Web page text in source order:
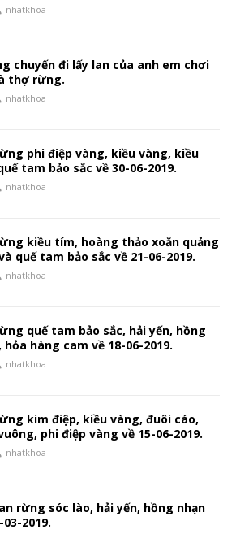
nhatkhoa
chuyến đi lấy lan của anh em chơi
thợ rừng.
nhatkhoa
phi điệp vàng, kiều vàng, kiều
tam bảo sắc về 30-06-2019.
nhatkhoa
kiều tím, hoàng thảo xoắn quảng
quế tam bảo sắc về 21-06-2019.
nhatkhoa
quế tam bảo sắc, hải yến, hồng
hỏa hàng cam về 18-06-2019.
nhatkhoa
kim điệp, kiều vàng, đuôi cáo,
phi điệp vàng về 15-06-2019.
nhatkhoa
rừng sóc lào, hải yến, hồng nhạn
03-2019.